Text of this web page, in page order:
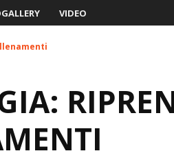
VIDEO